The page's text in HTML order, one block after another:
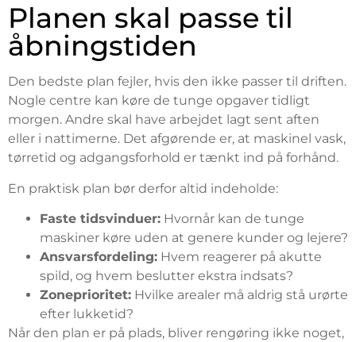
Planen skal passe til
åbningstiden
Den bedste plan fejler, hvis den ikke passer til driften.
Nogle centre kan køre de tunge opgaver tidligt
morgen. Andre skal have arbejdet lagt sent aften
eller i nattimerne. Det afgørende er, at maskinel vask,
tørretid og adgangsforhold er tænkt ind på forhånd.
En praktisk plan bør derfor altid indeholde:
Faste tidsvinduer: Hvornår kan de tunge
maskiner køre uden at genere kunder og lejere?
Ansvarsfordeling: Hvem reagerer på akutte
spild, og hvem beslutter ekstra indsats?
Zoneprioritet: Hvilke arealer må aldrig stå urørte
efter lukketid?
Når den plan er på plads, bliver rengøring ikke noget,